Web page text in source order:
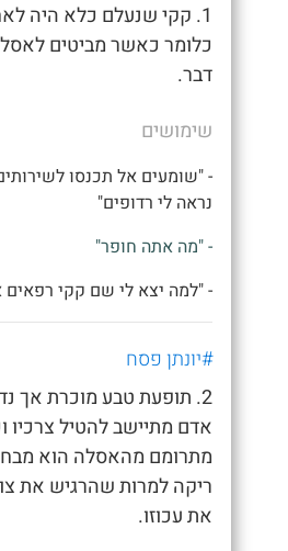
1. קקי שנעלם כלא היה
כלומר כאשר מביטים
דבר.
שימושים
- "שומעים אל תכנסו
נראה לי רדופים"
- "מה אתה חופר"
- "למה יצא לי שם קקי רפאים
#יונתן פסח
2. תופעת טבע מוכרת אך
אדם מתיישב להטיל צרכיו
מתרומם מהאסלה הוא
ריקה למרות שהרגיש את
את עכוזו.